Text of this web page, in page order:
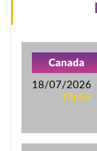
Canada
18/07/2026
13h59